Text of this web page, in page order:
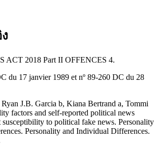
ACT 2018 Part II OFFENCES 4.
du 17 janvier 1989 et nº 89-260 DC du 28
J.B. Garcia b, Kiana Bertrand a, Tommi
factors and self-reported political news
to political fake news. Personality
Personality and Individual Differences.